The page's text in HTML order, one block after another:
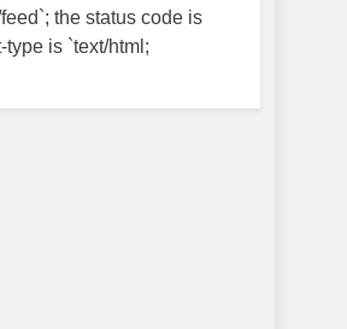
the status code is
is `text/html;